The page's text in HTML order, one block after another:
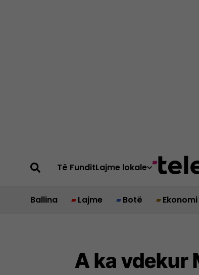
Të FunditLajme lokale
Ballina Lajme Botë Ekonomi
A ka vdekur